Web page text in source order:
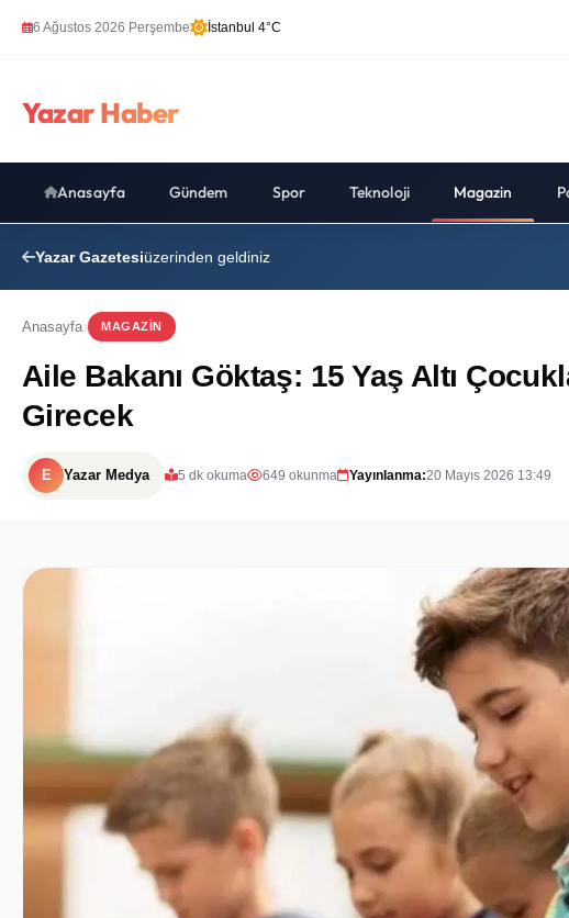
6 Ağustos 2026 Perşembe İstanbul 4°C
Yazar Haber
Anasayfa Gündem Spor Teknoloji Magazin
Yazar Gazetesiüzerinden geldiniz
Anasayfa MAGAZIN
Aile Bakanı Göktaş: 15 Yaş Altı
Girecek
E Yazar Medya 5 dk okuma 649 okunma Yayınlanma:20 Mayıs 2026 13:49